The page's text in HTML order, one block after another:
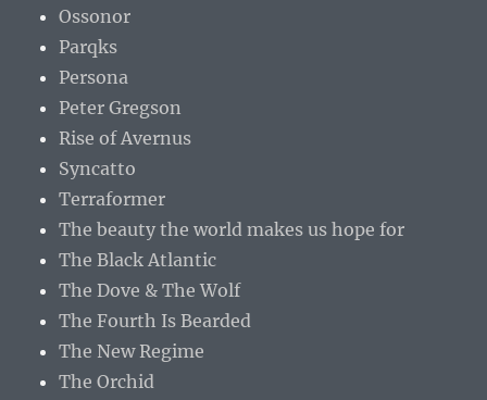
Ossonor
Parqks
Persona
Peter Gregson
Rise of Avernus
Syncatto
Terraformer
The beauty the world makes us hope for
The Black Atlantic
The Dove & The Wolf
The Fourth Is Bearded
The New Regime
The Orchid